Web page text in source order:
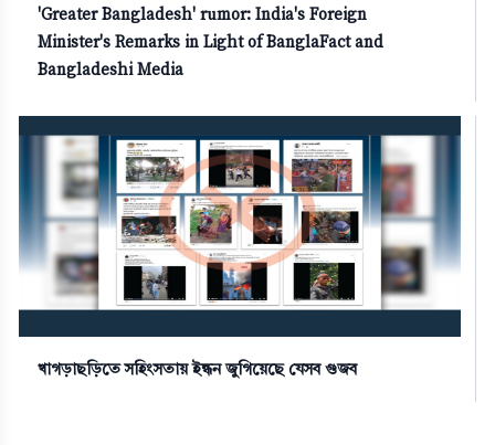
'Greater Bangladesh' rumor: India's Foreign
Minister's Remarks in Light of BanglaFact and
Bangladeshi Media
খাগড়াছড়িতে সহিংসতায় ইন্ধন জুগিয়েছে যেসব গুজব